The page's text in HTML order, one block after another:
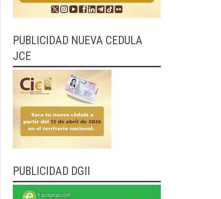
PUBLICIDAD NUEVA CEDULA
JCE
PUBLICIDAD DGII